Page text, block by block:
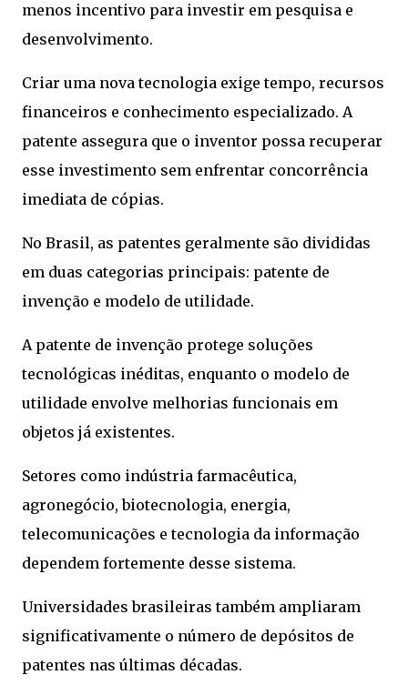
menos incentivo para investir em pesquisa e
desenvolvimento.
Criar uma nova tecnologia exige tempo, recursos
financeiros e conhecimento especializado. A
patente assegura que o inventor possa recuperar
esse investimento sem enfrentar concorrência
imediata de cópias.
No Brasil, as patentes geralmente são divididas
em duas categorias principais: patente de
invenção e modelo de utilidade.
A patente de invenção protege soluções
tecnológicas inéditas, enquanto o modelo de
utilidade envolve melhorias funcionais em
objetos já existentes.
Setores como indústria farmacêutica,
agronegócio, biotecnologia, energia,
telecomunicações e tecnologia da informação
dependem fortemente desse sistema.
Universidades brasileiras também ampliaram
significativamente o número de depósitos de
patentes nas últimas décadas.